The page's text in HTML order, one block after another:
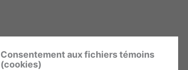
Consentement aux fichiers témoins
(cookies)